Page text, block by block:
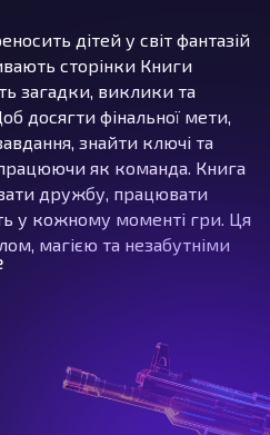
дітей у світ фантазій
сторінки Книги
загадки, виклики та
досягти фінальної мети,
знайти ключі та
як команда. Книга
дружбу, працювати
у кожному моменті гри. Ця
магією та незабутніми